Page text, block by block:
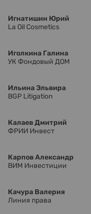
Игнатишин Юрий
La Oil Cosmetics
Иголкина Галина
УК Фондовый ДОМ
Ильина Эльвира
BGP Litigation
Калаев Дмитрий
ФРИИ Инвест
Карпов Александр
ВИМ Инвестиции
Качура Валерия
Линия права